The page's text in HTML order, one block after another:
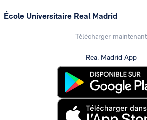
École Universitaire Real Madrid
Télécharger maintenant
Real Madrid App